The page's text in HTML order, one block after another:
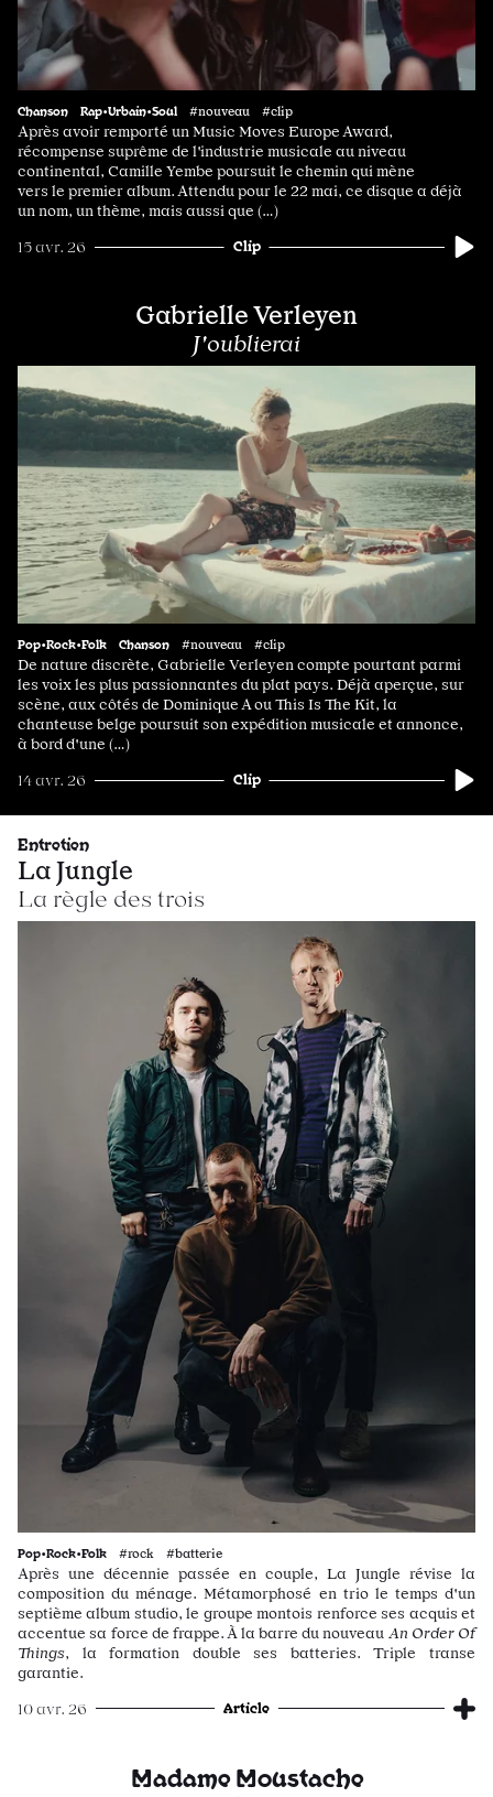
Chanson Rap•Urbain•Soul #nouveau #clip
Après avoir remporté un Music Moves Europe Award,
récompense suprême de l'industrie musicale au niveau
continental, Camille Yembe poursuit le chemin qui mène
vers le premier album. Attendu pour le 22 mai, ce disque a déjà
un nom, un thème, mais aussi que (…)
15 avr. 26 Clip
Gabrielle Verleyen
J'oublierai
Pop•Rock•Folk Chanson #nouveau #clip
De nature discrète, Gabrielle Verleyen compte pourtant parmi
les voix les plus passionnantes du plat pays. Déjà aperçue, sur
scène, aux côtés de Dominique A ou This Is The Kit, la
chanteuse belge poursuit son expédition musicale et annonce,
à bord d'une (…)
14 avr. 26 Clip
Entretien
La Jungle
La règle des trois
Pop•Rock•Folk #rock #batterie
Après une décennie passée en couple, La Jungle révise la
composition du ménage. Métamorphosé en trio le temps d'un
septième album studio, le groupe montois renforce ses acquis et
accentue sa force de frappe. À la barre du nouveau An Order Of
Things, la formation double ses batteries. Triple transe
garantie.
10 avr. 26 Article
Madame Moustache